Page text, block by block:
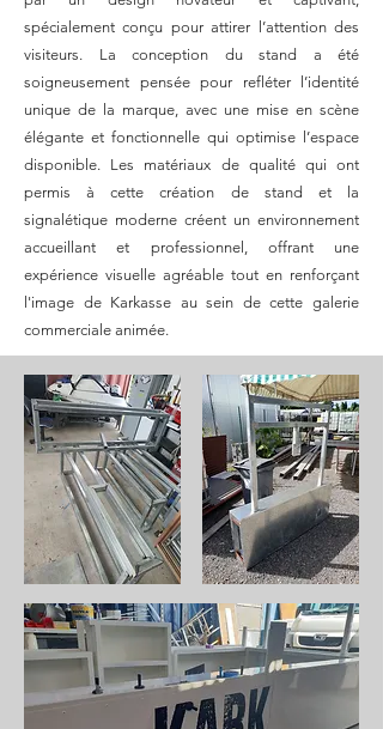
spécialement conçu pour attirer l’attention des
visiteurs. La conception du stand a été
soigneusement pensée pour refléter l’identité
unique de la marque, avec une mise en scène
élégante et fonctionnelle qui optimise l’espace
disponible. Les matériaux de qualité qui ont
permis à cette création de stand et la
signalétique moderne créent un environnement
accueillant et professionnel, offrant une
expérience visuelle agréable tout en renforçant
l'image de Karkasse au sein de cette galerie
commerciale animée.